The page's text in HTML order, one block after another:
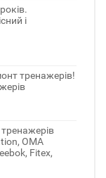
і
тренажерів!
OMA
Fitex,